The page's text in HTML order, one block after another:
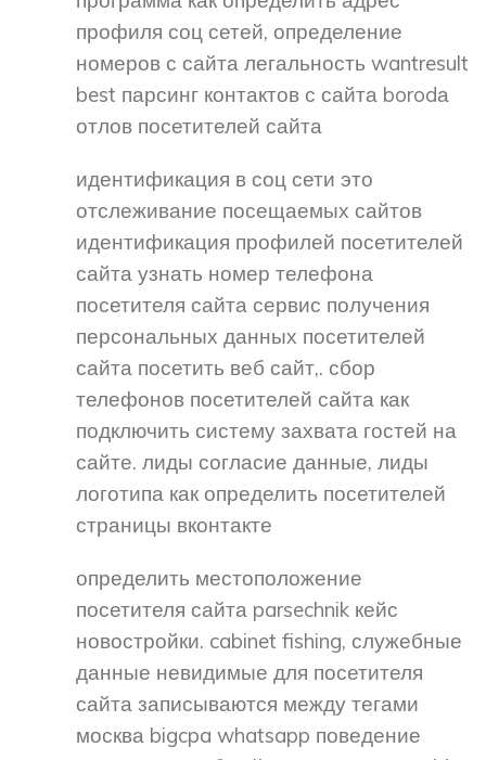
профиля соц сетей, определение
номеров с сайта легальность wantresult
best парсинг контактов с сайта borodа
отлов посетителей сайта
идентификация в соц сети это
отслеживание посещаемых сайтов
идентификация профилей посетителей
сайта узнать номер телефона
посетителя сайта сервис получения
персональных данных посетителей
сайта посетить веб сайт,. сбор
телефонов посетителей сайта как
подключить систему захвата гостей на
сайте. лиды согласие данные, лиды
логотипа как определить посетителей
страницы вконтакте
определить местоположение
посетителя сайта parsechnik кейс
новостройки. cabinet fishing, служебные
данные невидимые для посетителя
сайта записываются между тегами
москва bigcpa whatsapp поведение